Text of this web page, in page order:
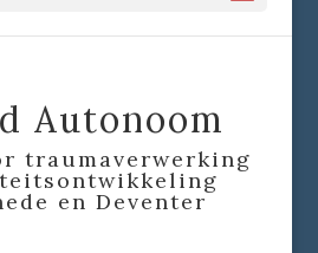
Autonoom
traumaverwerking
en Deventer